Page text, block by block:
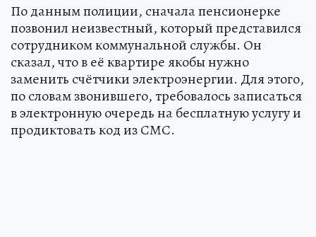
По данным полиции, сначала пенсионерке
позвонил неизвестный, который представился
сотрудником коммунальной службы. Он
сказал, что в её квартире якобы нужно
заменить счётчики электроэнергии. Для этого,
по словам звонившего, требовалось записаться
в электронную очередь на бесплатную услугу и
продиктовать код из СМС.